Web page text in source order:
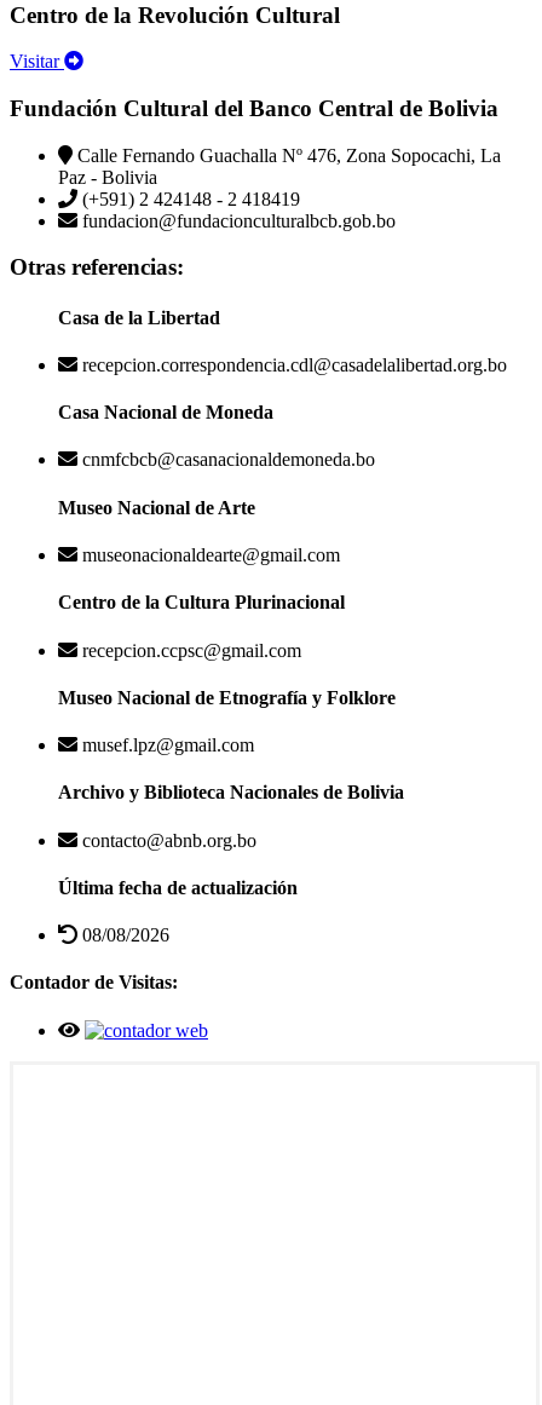
Centro de la Revolución Cultural
Visitar
Fundación Cultural del Banco Central de Bolivia
Calle Fernando Guachalla Nº 476, Zona Sopocachi, La
Paz - Bolivia
(+591) 2 424148 - 2 418419
fundacion@fundacionculturalbcb.gob.bo
Otras referencias:
Casa de la Libertad
recepcion.correspondencia.cdl@casadelalibertad.org.bo
Casa Nacional de Moneda
cnmfcbcb@casanacionaldemoneda.bo
Museo Nacional de Arte
museonacionaldearte@gmail.com
Centro de la Cultura Plurinacional
recepcion.ccpsc@gmail.com
Museo Nacional de Etnografía y Folklore
musef.lpz@gmail.com
Archivo y Biblioteca Nacionales de Bolivia
contacto@abnb.org.bo
Última fecha de actualización
08/08/2026
Contador de Visitas: